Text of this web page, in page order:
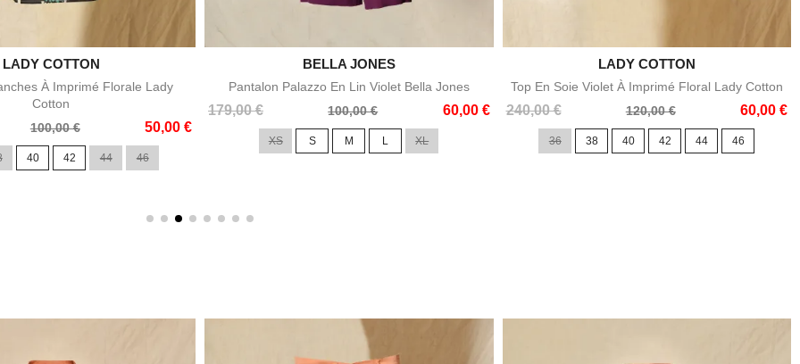
Aperçu rapide
LADY COTTON
À Imprimé Florale Lady
Cotton
100,00 € 50,00 €
40 42 44 46
Aperçu rapide
BELLA JONES
Pantalon Palazzo En Lin Violet Bella Jones
179,00 €
Prix
100,00 € 60,00 €
Prix
XS S M L XL
Aperçu rapide
LADY COTTON
Top En Soie Violet À Imprimé Floral Lady Cotton
240,00 €
Prix
120,00 € 60,00 €
Prix
36 38 40 42 44 46